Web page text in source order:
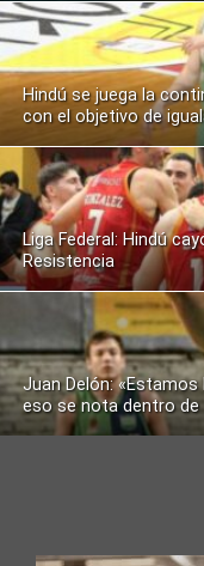
Hindú se juega la
con el objetivo de
Liga Federal: Hindú
Resistencia
Juan Delón:
eso se nota dentro de